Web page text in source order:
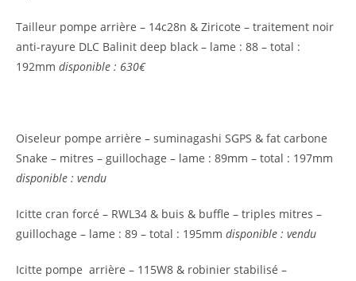
Tailleur pompe arrière – 14c28n & Ziricote – traitement noir
anti-rayure DLC Balinit deep black – lame : 88 – total :
192mm disponible : 630€
Oiseleur pompe arrière – suminagashi SGPS & fat carbone
Snake – mitres – guillochage – lame : 89mm – total : 197mm
disponible : vendu
Icitte cran forcé – RWL34 & buis & buffle – triples mitres –
guillochage – lame : 89 – total : 195mm disponible : vendu
Icitte pompe arrière – 115W8 & robinier stabilisé –